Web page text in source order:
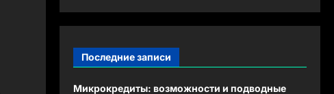
Последние записи
Микрокредиты: возможности и подводные